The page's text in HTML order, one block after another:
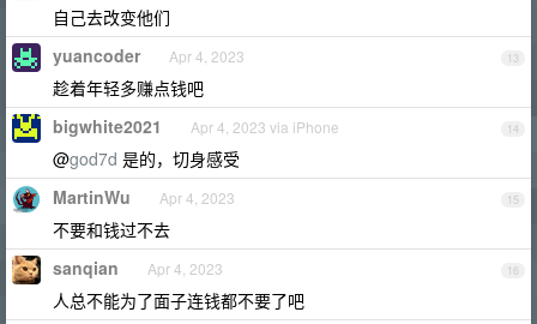
自己去改变他们
13
yuancoder Apr 4, 2023
趁着年轻多赚点钱吧
14
bigwhite2021 Apr 4, 2023 via iPhone
@god7d 是的，切身感受
15
MartinWu Apr 4, 2023
不要和钱过不去
16
sanqian Apr 4, 2023
人总不能为了面子连钱都不要了吧